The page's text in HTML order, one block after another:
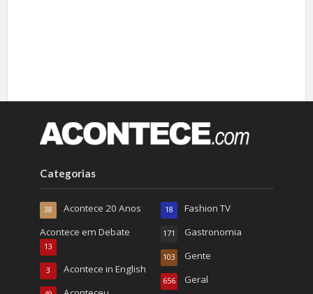
Categorias
Acontece 20 Anos
38
Acontece em Debate
13
Acontece in English
3
Fashion TV
18
Gastronomia
171
Gente
103
Geral
656